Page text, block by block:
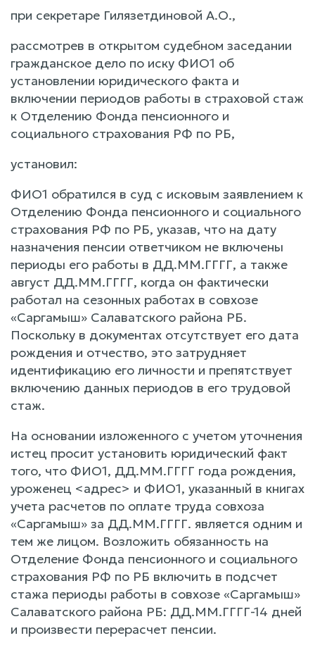
при секретаре Гилязетдиновой А.О.,
рассмотрев в открытом судебном заседании
гражданское дело по иску ФИО1 об
установлении юридического факта и
включении периодов работы в страховой стаж
к Отделению Фонда пенсионного и
социального страхования РФ по РБ,
установил:
ФИО1 обратился в суд с исковым заявлением к
Отделению Фонда пенсионного и социального
страхования РФ по РБ, указав, что на дату
назначения пенсии ответчиком не включены
периоды его работы в ДД.ММ.ГГГГ, а также
август ДД.ММ.ГГГГ, когда он фактически
работал на сезонных работах в совхозе
«Саргамыш» Салаватского района РБ.
Поскольку в документах отсутствует его дата
рождения и отчество, это затрудняет
идентификацию его личности и препятствует
включению данных периодов в его трудовой
стаж.
На основании изложенного с учетом уточнения
истец просит установить юридический факт
того, что ФИО1, ДД.ММ.ГГГГ года рождения,
уроженец <адрес> и ФИО1, указанный в книгах
учета расчетов по оплате труда совхоза
«Саргамыш» за ДД.ММ.ГГГГ. является одним и
тем же лицом. Возложить обязанность на
Отделение Фонда пенсионного и социального
страхования РФ по РБ включить в подсчет
стажа периоды работы в совхозе «Саргамыш»
Салаватского района РБ: ДД.ММ.ГГГГ-14 дней
и произвести перерасчет пенсии.